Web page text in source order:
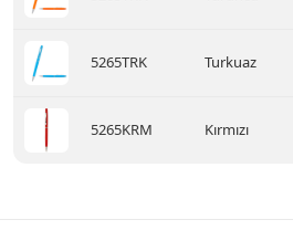
5265TRK Turkuaz
5265KRM Kırmızı